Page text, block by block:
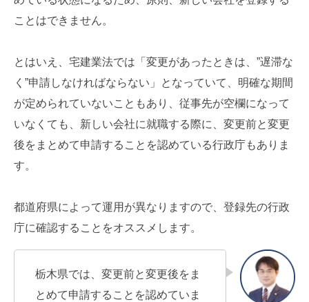
ことはできません。
とはいえ、宅建業法では「変更があったときは、”遅滞な
く”申請しなければならない」となっていて、明確な期間
が定められていないこともあり、従事先が空欄になって
いなくても、新しい会社に就職する際に、変更前と変更
後をまとめて申請することを認めている行政庁もありま
す。
都道府県によって運用が異なりますので、登録先の行政
庁に確認することをオススメします。
栃木県では、変更前と変更後をま
とめて申請することを認めていま